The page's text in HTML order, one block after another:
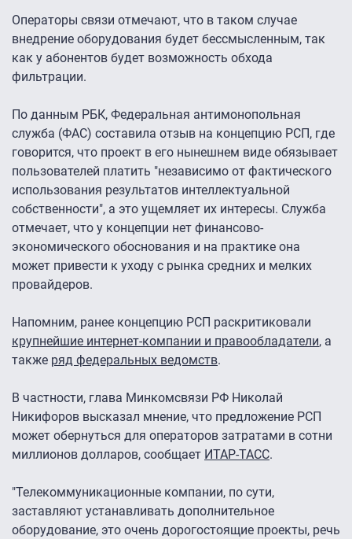
Операторы связи отмечают, что в таком случае
внедрение оборудования будет бессмысленным, так
как у абонентов будет возможность обхода
фильтрации.
По данным РБК, Федеральная антимонопольная
служба (ФАС) составила отзыв на концепцию РСП, где
говорится, что проект в его нынешнем виде обязывает
пользователей платить "независимо от фактического
использования результатов интеллектуальной
собственности", а это ущемляет их интересы. Служба
отмечает, что у концепции нет финансово-
экономического обоснования и на практике она
может привести к уходу с рынка средних и мелких
провайдеров.
Напомним, ранее концепцию РСП раскритиковали
крупнейшие интернет-компании и правообладатели, а
также ряд федеральных ведомств.
В частности, глава Минкомсвязи РФ Николай
Никифоров высказал мнение, что предложение РСП
может обернуться для операторов затратами в сотни
миллионов долларов, сообщает ИТАР-ТАСС.
"Телекоммуникационные компании, по сути,
заставляют устанавливать дополнительное
оборудование, это очень дорогостоящие проекты, речь